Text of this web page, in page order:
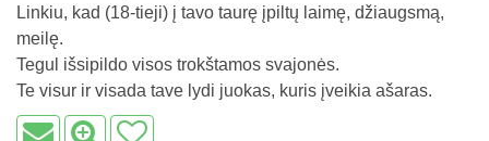
Linkiu, kad (18-tieji) į tavo taurę įpiltų laimę, džiaugsmą,
meilę.
Tegul išsipildo visos trokštamos svajonės.
Te visur ir visada tave lydi juokas, kuris įveikia ašaras.